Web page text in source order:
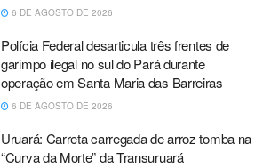
6 DE AGOSTO DE 2026
Polícia Federal desarticula três frentes de
garimpo ilegal no sul do Pará durante
operação em Santa Maria das Barreiras
6 DE AGOSTO DE 2026
Uruará: Carreta carregada de arroz tomba na
“Curva da Morte” da Transuruará